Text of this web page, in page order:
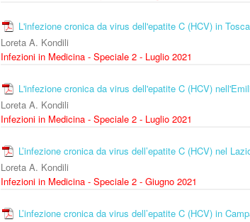
L'infezione cronica da virus dell'epatite C (HCV) in
Loreta A. Kondili
Infezioni in Medicina - Speciale 2 - Luglio 2021
L'infezione cronica da virus dell'epatite C (HCV)
Loreta A. Kondili
Infezioni in Medicina - Speciale 2 - Luglio 2021
L’infezione cronica da virus dell’epatite C (HCV) nel
Loreta A. Kondili
Infezioni in Medicina - Speciale 2 - Giugno 2021
L’infezione cronica da virus dell’epatite C (HCV) in